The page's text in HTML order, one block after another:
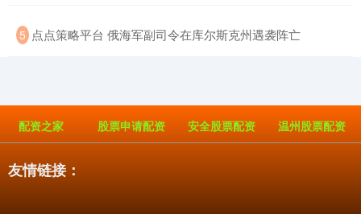
5 ​点点策略平台 俄海军副司令在库尔斯克州遇袭阵亡
配资之家 股票申请配资 安全股票配资 温州股票配资
友情链接：